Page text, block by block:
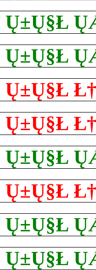
Ų±Ų§Ł
Ų±Ų§Ł
Ų±Ų§Ł
Ų±Ų§Ł
Ų±Ų§Ł
Ų±Ų§Ł
Ų±Ų§Ł
Ų±Ų§Ł